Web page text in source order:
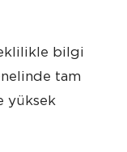
bilgi
tam
yüksek